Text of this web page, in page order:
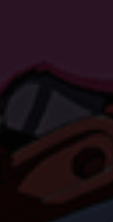
Statistiken